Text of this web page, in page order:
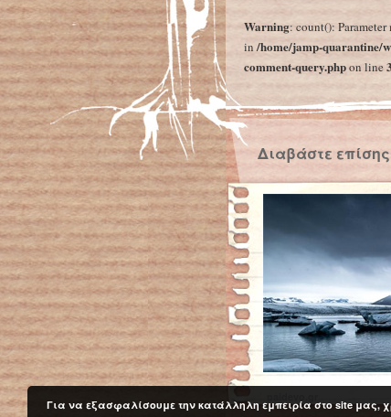
Warning: count():
in/home/jamp-quarantine/
comment-query.phpon line
Διαβάστε επίσης
Για να εξασφαλίσουμε την κατάλληλη εμπειρία στο site μας,